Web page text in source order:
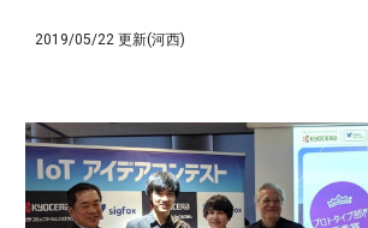
2019/05/22 更新(河西)